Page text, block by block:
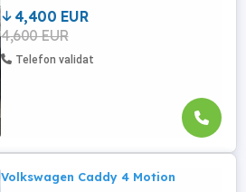
4,400 EUR
4,600 EUR
Telefon validat
Volkswagen Caddy 4 Motion